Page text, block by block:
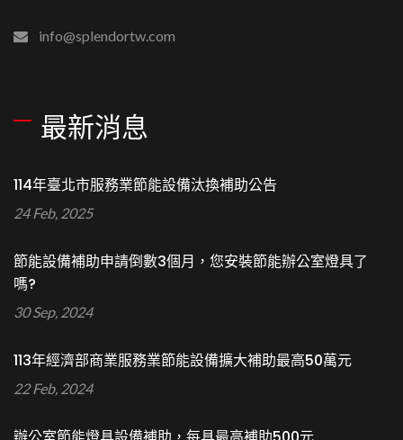
info@splendortw.com
最新消息
114年臺北市服務業節能設備汰換補助公告
24 Feb, 2025
節能設備補助申請倒數3個月，您安裝節能辦公室燈具了
嗎?
30 Sep, 2024
113年經濟部商業服務業節能設備擴大補助最高50萬元
22 Feb, 2024